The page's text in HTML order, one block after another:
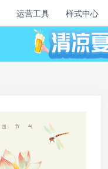
运营工具 样式中心